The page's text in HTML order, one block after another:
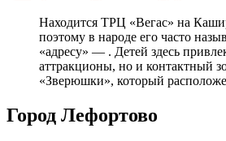
Находится ТРЦ «Вегас» на
поэтому в народе его часто
«адресу» — . Детей здесь
аттракционы, но и контактный
«Зверюшки», который
Город Лефортово